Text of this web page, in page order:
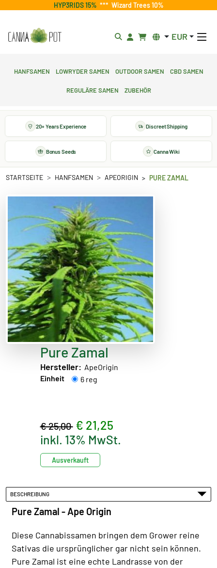
HYP3RIDS 15% *** Wizard Trees 10%
EUR
Hanfsamen Lowryder Samen Outdoor Samen CBD Samen
Reguläre Samen Zubehör
20+ Years Experience Discreet Shipping
Bonus Seeds Canna Wiki
STARTSEITE HANFSAMEN APEORIGIN PURE ZAMAL
Pure Zamal
Hersteller: ApeOrigin
Einheit
6 reg
€ 25,00 € 21,25
inkl. 13% MwSt.
Ausverkauft
BESCHREIBUNG
Pure Zamal - Ape Origin
Diese Cannabissamen bringen dem Grower reine
Sativas die ursprünglicher gar nicht sein können.
Pure Zamal ist eine echte Landrasse von der